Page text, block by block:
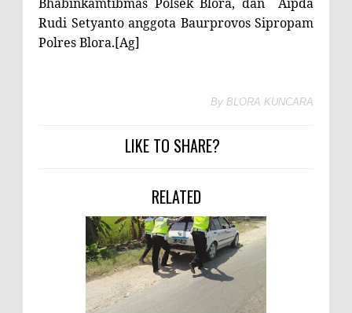
Rudi Setyanto anggota Baurprovos Sipropam
Polres Blora.[Ag]
By BLORA KUNCARA
LIKE TO SHARE?
RELATED